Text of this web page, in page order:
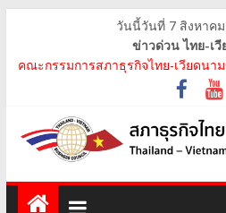
วันนี้วันที่ 7 สิงหาคม
ข่าวด่วน ไทย-เวี
คณะกรรมการสภาธุรกิจไทย-เวียดน
เวียดนาม อย่างเป็นทางการ เสริมสร้าง
คณะกรรมการสภาธุรกิจไทย-เวียดนา
เวียดนาม The Central Steering
คณะกรรมการสภาธุรกิจไทย-เวียดน
แทนภาครัฐเวียดนาม จากคณะกรรมก
คณะกรรมการสภาธุรกิจไทย-เวียดนา
สถาปนา บริษัท ห้องปฏิบัติการกลาง (ปร